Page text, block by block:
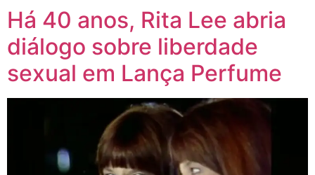
Há 40 anos, Rita Lee abria
diálogo sobre liberdade
sexual em Lança Perfume